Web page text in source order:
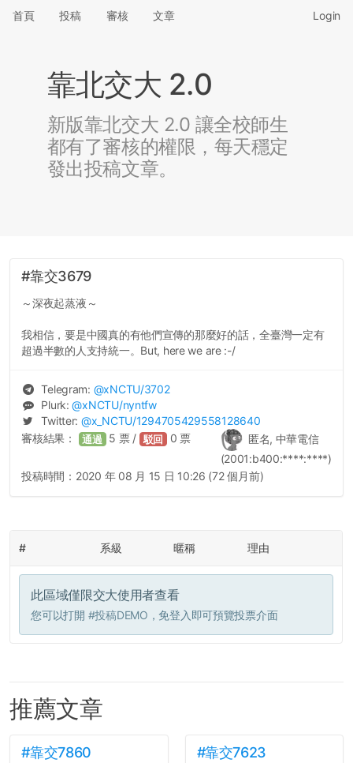
首頁 投稿 審核 文章 Login
靠北交大 2.0
新版靠北交大 2.0 讓全校師生
都有了審核的權限，每天穩定
發出投稿文章。
#靠交3679
～深夜起蒸液～
我相信，要是中國真的有他們宣傳的那麼好的話，全臺灣一定有
超過半數的人支持統一。But, here we are :-/
Telegram: @xNCTU/3702
Plurk:@xNCTU/nyntfw
Twitter: @x_NCTU/1294705429558128640
匿名, 中華電信
(2001:b400:****:****)
審核結果： 通過 5 票 / 駁回 0 票
投稿時間： 2020 年 08 月 15 日 10:26 (72 個月前)
# 系級 暱稱 理由
此區域僅限交大使用者查看
您可以打開 #投稿DEMO ，免登入即可預覽投票介面
推薦文章
#靠交7860 #靠交7623